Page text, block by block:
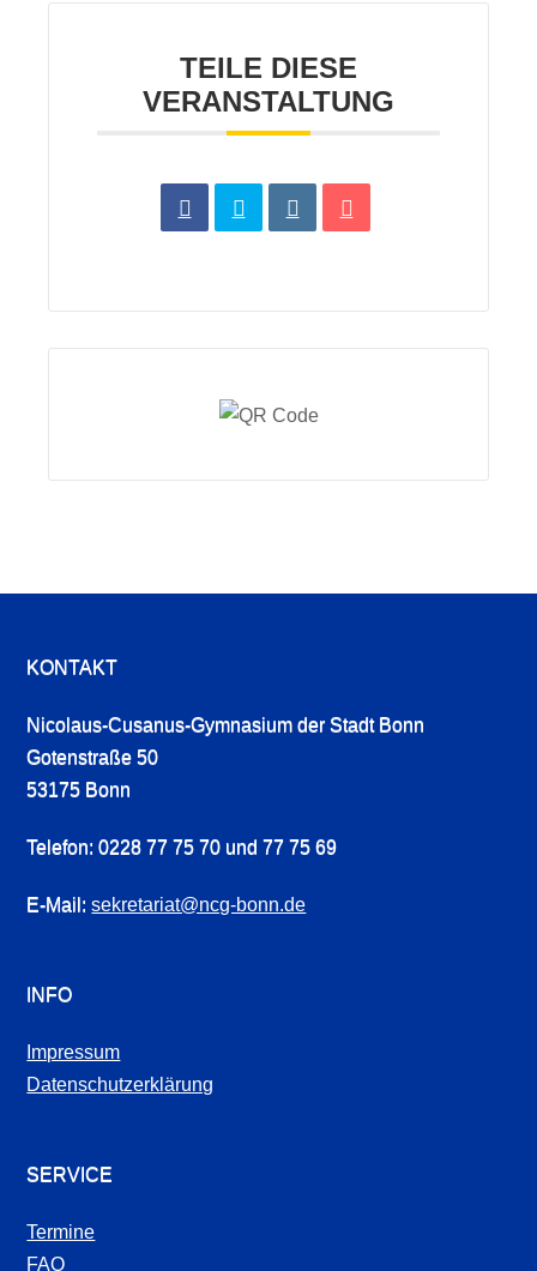
TEILE DIESE
VERANSTALTUNG
KONTAKT
Nicolaus-Cusanus-Gymnasium der Stadt Bonn
Gotenstraße 50
53175 Bonn
Telefon: 0228 77 75 70 und 77 75 69
E-Mail:sekretariat@ncg-bonn.de
INFO
Impressum
Datenschutzerklärung
SERVICE
Termine
FAQ